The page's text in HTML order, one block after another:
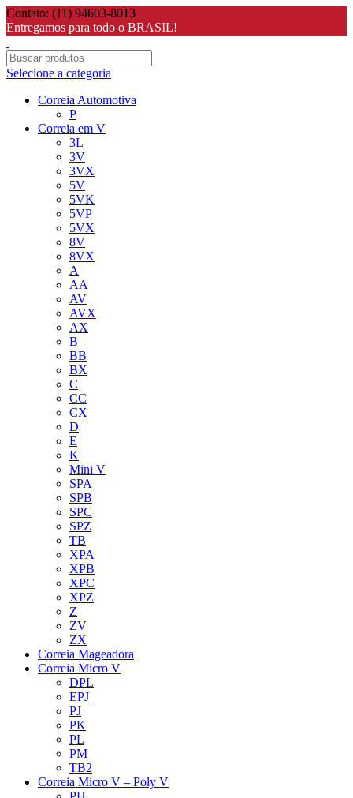
Contato: (11) 94603-8013
Entregamos para todo o BRASIL!
Selecione a categoria
Correia Automotiva
P
Correia em V
3L
3V
3VX
5V
5VK
5VP
5VX
8V
8VX
A
AA
AV
AVX
AX
B
BB
BX
C
CC
CX
D
E
K
Mini V
SPA
SPB
SPC
SPZ
TB
XPA
XPB
XPC
XPZ
Z
ZV
ZX
Correia Mageadora
Correia Micro V
DPL
EPJ
PJ
PK
PL
PM
TB2
Correia Micro V – Poly V